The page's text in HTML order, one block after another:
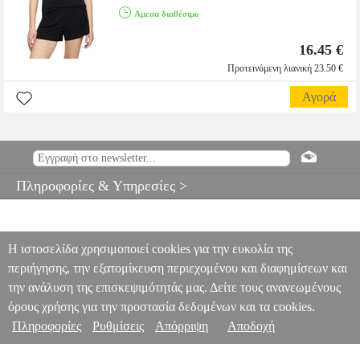
Αμεσα διαθέσιμο
16.45 €
Προτεινόμενη λιανική 23.50 €
Αγορά
Πληροφορίες & Υπηρεσίες >
Η ιστοσελίδα χρησιμοποιεί cookies για την ευκολία της
περιήγησης, την εξατομίκευση περιεχομένου και διαφημίσεων και
την ανάλυση της επισκεψιμότητάς μας. Δείτε τους ανανεωμένους
όρους χρήσης για την προστασία δεδομένων και τα cookies.
Πληροφορίες
Ρυθμίσεις Απόρριψη Αποδοχή